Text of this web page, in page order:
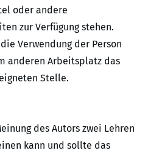
oder andere
zur Verfügung stehen.
Verwendung der Person
anderen Arbeitsplatz das
Stelle.
des Autors zwei Lehren
kann und sollte das